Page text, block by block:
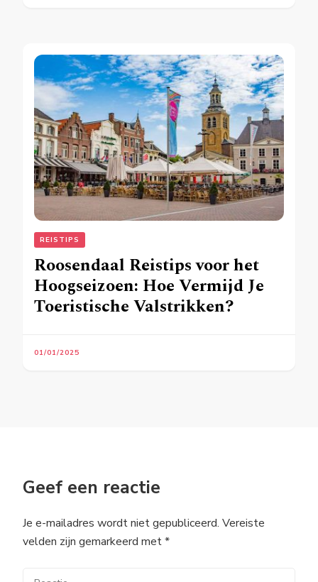
REISTIPS
Roosendaal Reistips voor het
Hoogseizoen: Hoe Vermijd Je
Toeristische Valstrikken?
01/01/2025
Geef een reactie
Je e-mailadres wordt niet gepubliceerd. Vereiste
velden zijn gemarkeerd met*